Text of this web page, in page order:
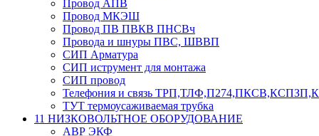
Провод АПВ
Провод МКЭШ
Провод ПВ ПВКВ ПНСВч
Провода и шнуры ПВС, ШВВП
СИП Арматура
СИП иструмент для монтажа
СИП провод
Телефония и связь
ТУТ термоусаживаемая трубка
11 НИЗКОВОЛЬТНОЕ ОБОРУДОВАНИЕ
АВР ЭКФ